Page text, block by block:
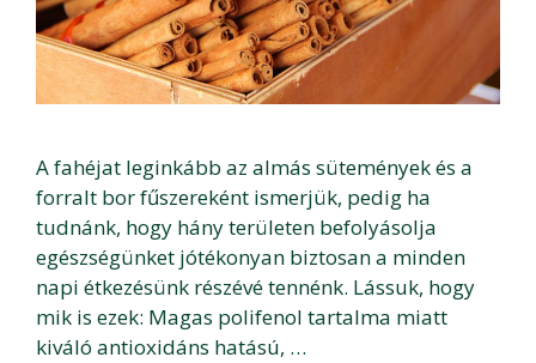
A fahéjat leginkább az almás sütemények és a
forralt bor fűszereként ismerjük, pedig ha
tudnánk, hogy hány területen befolyásolja
egészségünket jótékonyan biztosan a minden
napi étkezésünk részévé tennénk. Lássuk, hogy
mik is ezek: Magas polifenol tartalma miatt
kiváló antioxidáns hatású, …